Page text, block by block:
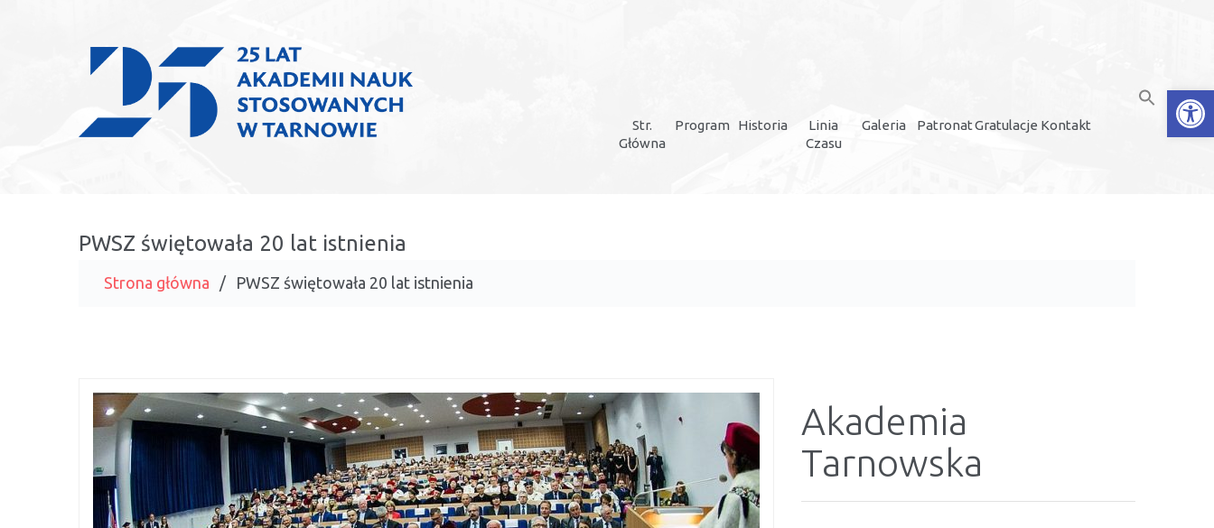
Str.
Główna
Program Historia
Linia
Czasu
Galeria PatronatGratulacje Kontakt
PWSZ świętowała 20 lat istnienia
Strona główna PWSZ świętowała 20 lat istnienia
Akademia
Tarnowska